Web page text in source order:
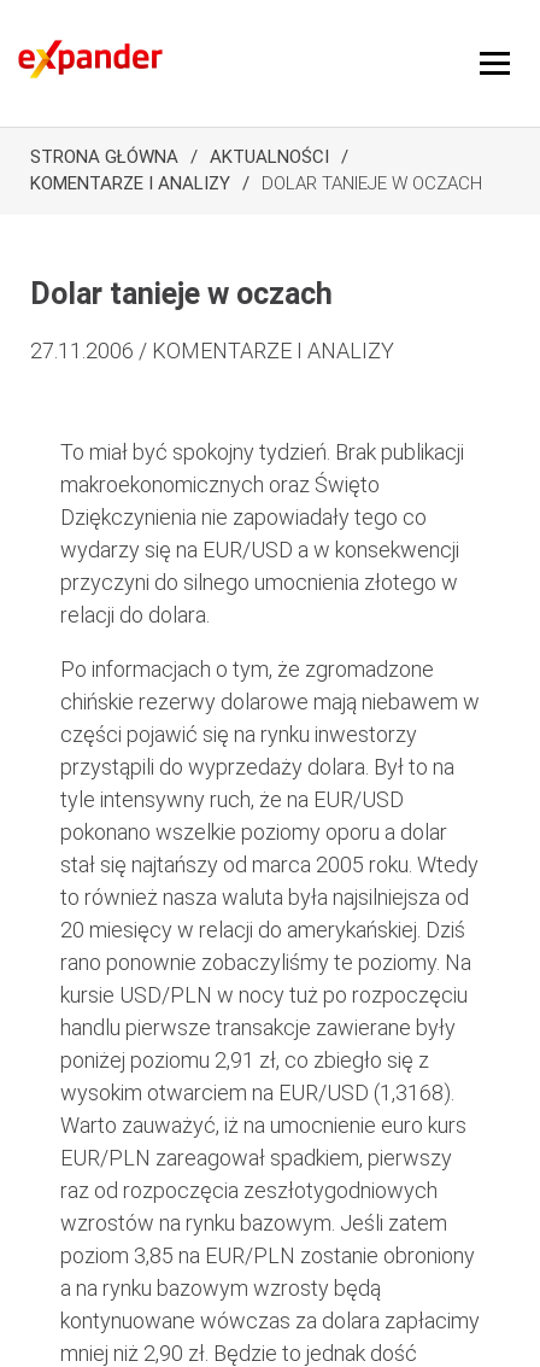
STRONA GŁÓWNA
AKTUALNOŚCI
KOMENTARZE I ANALIZY
DOLAR TANIEJE W OCZACH
Dolar tanieje w oczach
27.11.2006 / KOMENTARZE I ANALIZY
To miał być spokojny tydzień. Brak publikacji
makroekonomicznych oraz Święto
Dziękczynienia nie zapowiadały tego co
wydarzy się na EUR/USD a w konsekwencji
przyczyni do silnego umocnienia złotego w
relacji do dolara.
Po informacjach o tym, że zgromadzone
chińskie rezerwy dolarowe mają niebawem w
części pojawić się na rynku inwestorzy
przystąpili do wyprzedaży dolara. Był to na
tyle intensywny ruch, że na EUR/USD
pokonano wszelkie poziomy oporu a dolar
stał się najtańszy od marca 2005 roku. Wtedy
to również nasza waluta była najsilniejsza od
20 miesięcy w relacji do amerykańskiej. Dziś
rano ponownie zobaczyliśmy te poziomy. Na
kursie USD/PLN w nocy tuż po rozpoczęciu
handlu pierwsze transakcje zawierane były
poniżej poziomu 2,91 zł, co zbiegło się z
wysokim otwarciem na EUR/USD (1,3168).
Warto zauważyć, iż na umocnienie euro kurs
EUR/PLN zareagował spadkiem, pierwszy
raz od rozpoczęcia zeszłotygodniowych
wzrostów na rynku bazowym. Jeśli zatem
poziom 3,85 na EUR/PLN zostanie obroniony
a na rynku bazowym wzrosty będą
kontynuowane wówczas za dolara zapłacimy
mniej niż 2,90 zł. Będzie to jednak dość